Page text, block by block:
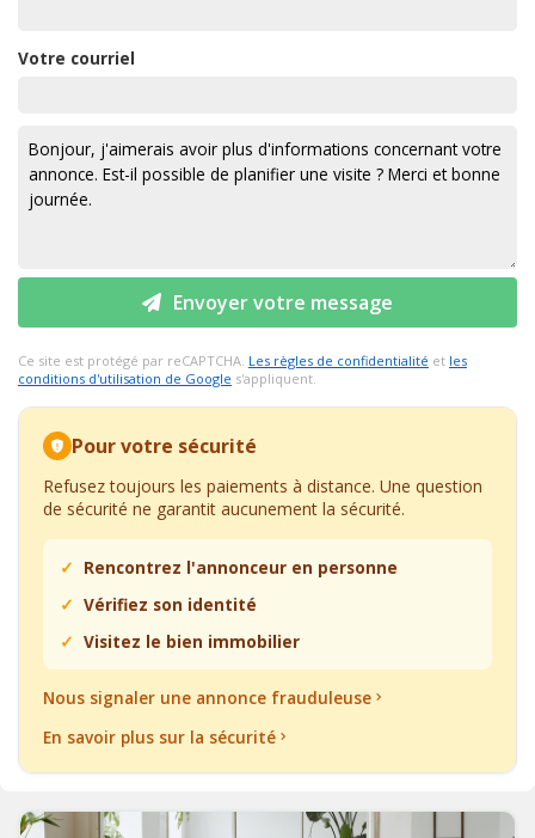
Votre courriel
Envoyer votre message
Ce site est protégé par reCAPTCHA. Les règles de confidentialité et les
conditions d'utilisation de Google s'appliquent.
Pour votre sécurité
Refusez toujours les paiements à distance. Une question
de sécurité ne garantit aucunement la sécurité.
Rencontrez l'annonceur en personne
Vérifiez son identité
Visitez le bien immobilier
Nous signaler une annonce frauduleuse
En savoir plus sur la sécurité